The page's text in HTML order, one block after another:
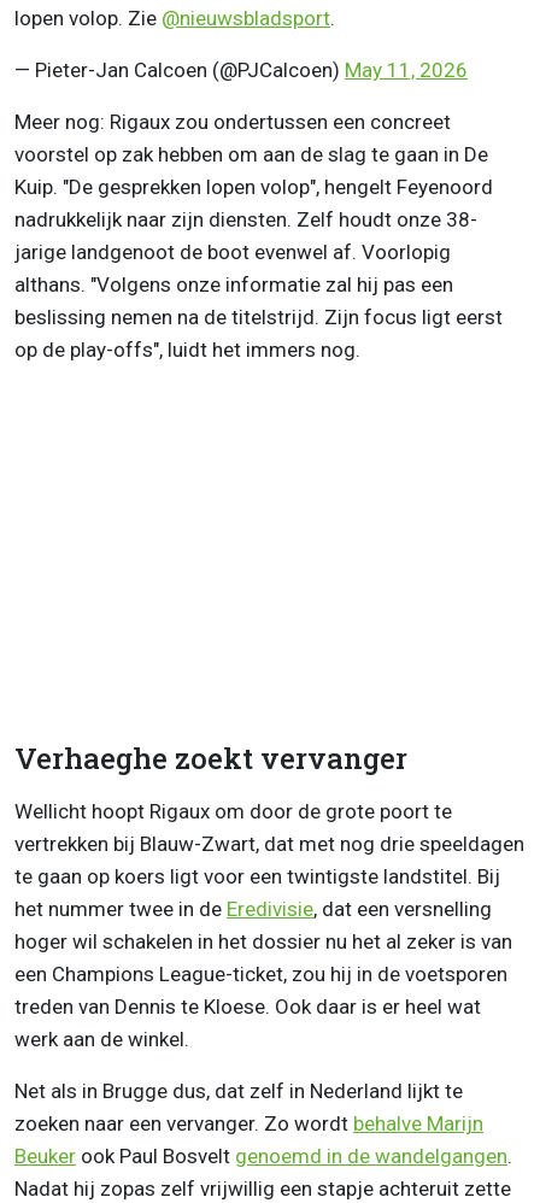
lopen volop. Zie @nieuwsbladsport.
— Pieter-Jan Calcoen (@PJCalcoen) May 11, 2026
Meer nog: Rigaux zou ondertussen een concreet
voorstel op zak hebben om aan de slag te gaan in De
Kuip. "De gesprekken lopen volop", hengelt Feyenoord
nadrukkelijk naar zijn diensten. Zelf houdt onze 38-
jarige landgenoot de boot evenwel af. Voorlopig
althans. "Volgens onze informatie zal hij pas een
beslissing nemen na de titelstrijd. Zijn focus ligt eerst
op de play-offs", luidt het immers nog.
Verhaeghe zoekt vervanger
Wellicht hoopt Rigaux om door de grote poort te
vertrekken bij Blauw-Zwart, dat met nog drie speeldagen
te gaan op koers ligt voor een twintigste landstitel. Bij
het nummer twee in de Eredivisie, dat een versnelling
hoger wil schakelen in het dossier nu het al zeker is van
een Champions League-ticket, zou hij in de voetsporen
treden van Dennis te Kloese. Ook daar is er heel wat
werk aan de winkel.
Net als in Brugge dus, dat zelf in Nederland lijkt te
zoeken naar een vervanger. Zo wordt behalve Marijn
Beuker ook Paul Bosvelt genoemd in de wandelgangen.
Nadat hij zopas zelf vrijwillig een stapje achteruit zette